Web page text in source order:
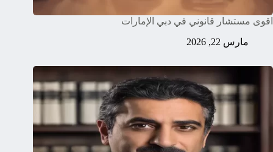
اقوى مستشار قانوني في دبي الإمارات
مارس 22, 2026